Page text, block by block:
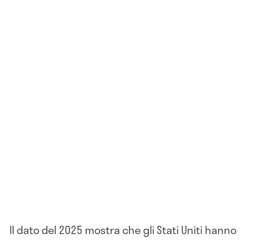
Il dato del 2025 mostra che gli Stati Uniti hanno